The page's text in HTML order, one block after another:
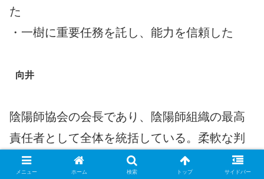
た
・一樹に重要任務を託し、能力を信頼した
向井
陰陽師協会の会長であり、陰陽師組織の最高
責任者として全体を統括している。柔軟な判
断力と実務的な姿勢を特徴とし、若手育成や
メニュー ホーム 検索 トップ サイドバー